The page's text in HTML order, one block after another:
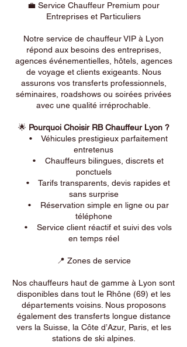
💼 Service Chauffeur Premium pour
Entreprises et Particuliers
Notre service de chauffeur VIP à Lyon
répond aux besoins des entreprises,
agences événementielles, hôtels, agences
de voyage et clients exigeants. Nous
assurons vos transferts professionnels,
séminaires, roadshows ou soirées privées
avec une qualité irréprochable.
🌟 Pourquoi Choisir RB Chauffeur Lyon ?
• Véhicules prestigieux parfaitement
entretenus
• Chauffeurs bilingues, discrets et
ponctuels
• Tarifs transparents, devis rapides et
sans surprise
• Réservation simple en ligne ou par
téléphone
• Service client réactif et suivi des vols
en temps réel
📍 Zones de service
Nos chauffeurs haut de gamme à Lyon sont
disponibles dans tout le Rhône (69) et les
départements voisins. Nous proposons
également des transferts longue distance
vers la Suisse, la Côte d’Azur, Paris, et les
stations de ski alpines.